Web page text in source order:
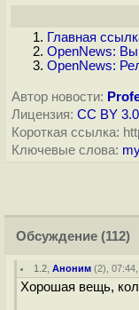
Главная
OpenNews:
OpenNews:
Автор новости:
Лицензия: CC BY 3.0
Короткая ссылка:
Ключевые слова:
Обсуждение (112)
1.2 ,Аноним (2),
Хорошая вещь,